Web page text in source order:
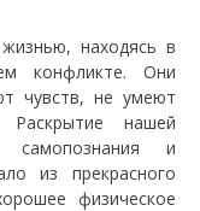
находясь в
конфликте. Они
чувств, не умеют
нашей
самопознания и
из прекрасного
физическое